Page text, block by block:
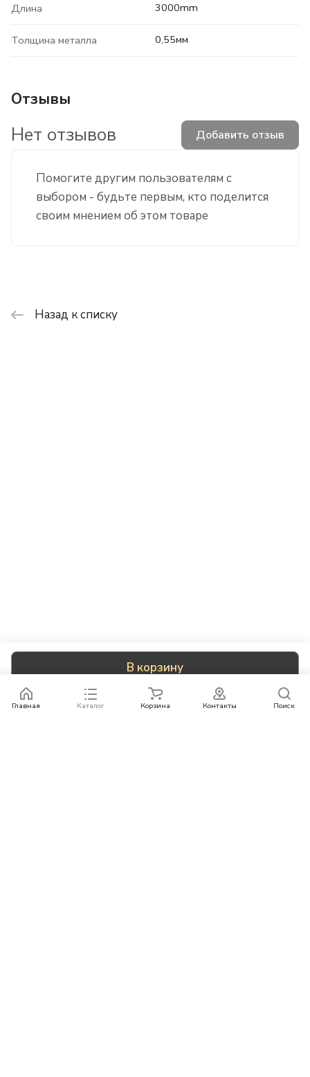
В корзину
Длина 3000mm
Толщина металла 0,55мм
Отзывы
Помогите другим пользователям с
выбором - будьте первым, кто поделится
своим мнением об этом товаре
Нет отзывов Добавить отзыв
Назад к списку
Главная Каталог Корзина Контакты Поиск